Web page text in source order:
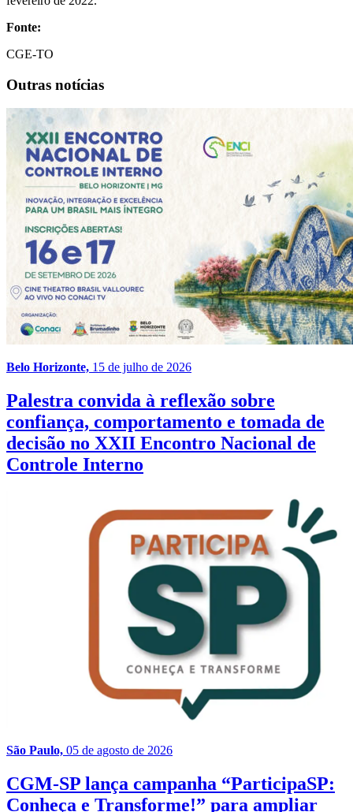
Fonte:
CGE-TO
Outras notícias
Belo Horizonte, 15 de julho de 2026
Palestra convida à reflexão sobre
confiança, comportamento e tomada de
decisão no XXII Encontro Nacional de
Controle Interno
São Paulo, 05 de agosto de 2026
CGM-SP lança campanha “ParticipaSP:
Conheça e Transforme!” para ampliar